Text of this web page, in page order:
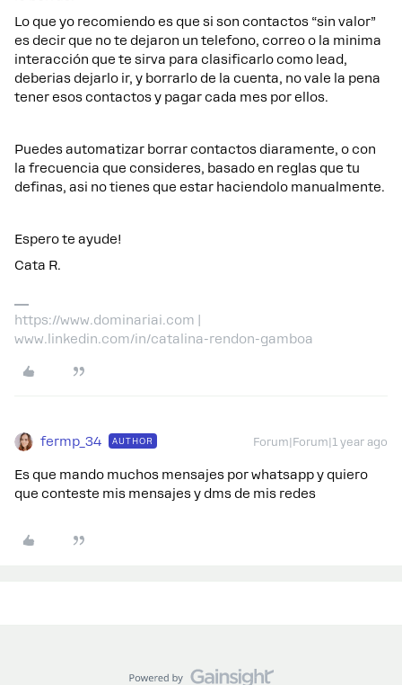
Lo que yo recomiendo es que si son contactos “sin valor”
es decir que no te dejaron un telefono, correo o la minima
interacción que te sirva para clasificarlo como lead,
deberias dejarlo ir, y borrarlo de la cuenta, no vale la pena
tener esos contactos y pagar cada mes por ellos.
Puedes automatizar borrar contactos diaramente, o con
la frecuencia que consideres, basado en reglas que tu
definas, asi no tienes que estar haciendolo manualmente.
Espero te ayude!
Cata R.
https://www.dominariai.com |
www.linkedin.com/in/catalina-rendon-gamboa
fermp_34 AUTHOR Forum|Forum|1 year ago
Es que mando muchos mensajes por whatsapp y quiero
que conteste mis mensajes y dms de mis redes